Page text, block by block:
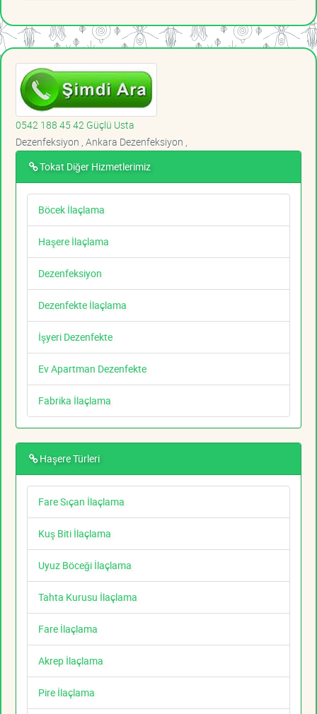
0542 188 45 42 Güçlü Usta
Dezenfeksiyon , Ankara Dezenfeksiyon ,
Tokat Diğer Hizmetlerimiz
Böcek İlaçlama
Haşere İlaçlama
Dezenfeksiyon
Dezenfekte İlaçlama
İşyeri Dezenfekte
Ev Apartman Dezenfekte
Fabrika İlaçlama
Haşere Türleri
Fare Sıçan İlaçlama
Kuş Biti İlaçlama
Uyuz Böceği İlaçlama
Tahta Kurusu İlaçlama
Fare İlaçlama
Akrep İlaçlama
Pire İlaçlama